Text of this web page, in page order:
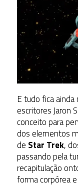
E tudo fica
escritores Jaron
conceito para
dos elementos
de Star Trek,
passando pela
recapitulação
forma corpórea